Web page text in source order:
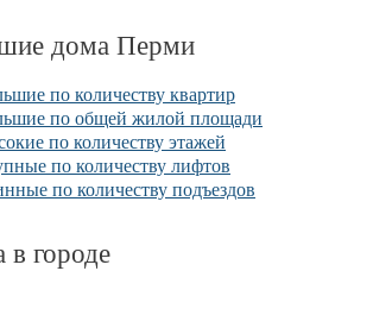
дома Перми
по количеству квартир
по общей жилой площади
по количеству этажей
по количеству лифтов
по количеству подъездов
городе